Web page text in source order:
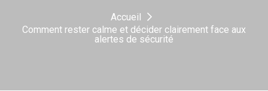
Accueil
Comment rester calme et décider clairement face aux
alertes de sécurité